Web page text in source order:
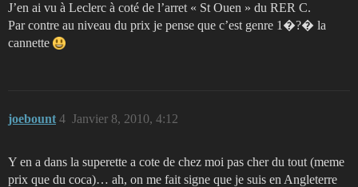
J’en ai vu à Leclerc à coté de l’arret « St Ouen » du RER C.
Par contre au niveau du prix je pense que c’est genre 1�?� la
cannette
joebount Janvier 8, 2010, 4:12
4
Y en a dans la superette a cote de chez moi pas cher du tout (meme
prix que du coca)… ah, on me fait signe que je suis en Angleterre